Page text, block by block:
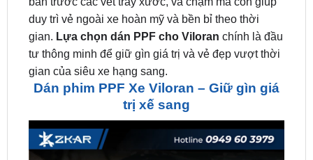
tư thông minh để giữ gìn giá trị và vẻ đẹp vượt thời
gian của siêu xe hạng sang.
Dán phim PPF Xe Viloran – Giữ gìn giá
trị xế sang